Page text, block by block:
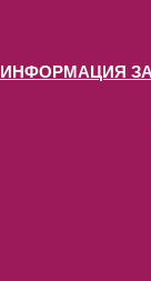
ИНФОРМАЦИЯ